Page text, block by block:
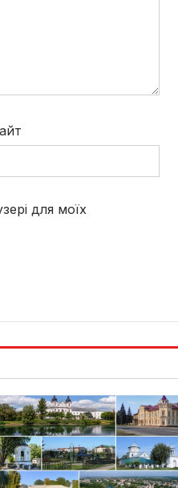
для моїх